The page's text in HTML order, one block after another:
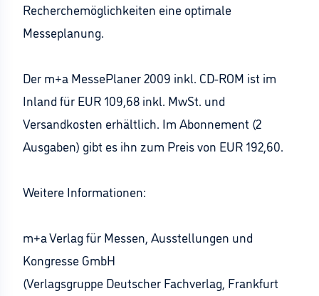
Recherchemöglichkeiten eine optimale
Messeplanung.
Der m+a MessePlaner 2009 inkl. CD-ROM ist im
Inland für EUR 109,68 inkl. MwSt. und
Versandkosten erhältlich. Im Abonnement (2
Ausgaben) gibt es ihn zum Preis von EUR 192,60.
Weitere Informationen:
m+a Verlag für Messen, Ausstellungen und
Kongresse GmbH
(Verlagsgruppe Deutscher Fachverlag, Frankfurt